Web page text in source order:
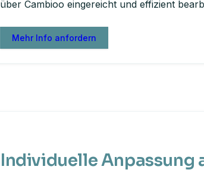
über Cambioo eingereicht und effizient
Mehr Info anfordern
Individuelle Anpassung